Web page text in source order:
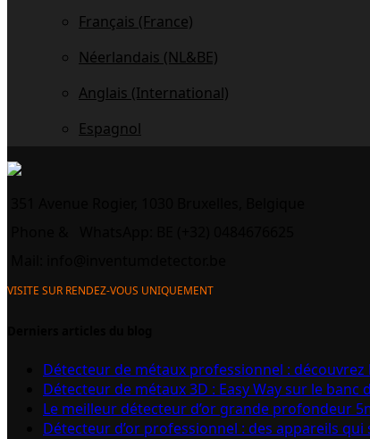
Français (France)
Néerlandais (NL&BE)
Anglais (International)
Espagnol
VISITE SUR RENDEZ-VOUS UNIQUEMENT
Détecteur de métaux professionnel :
Détecteur de métaux 3D : Easy Way sur le banc
Le meilleur détecteur d’or grande profondeur
Détecteur d’or professionnel : des appareils qui